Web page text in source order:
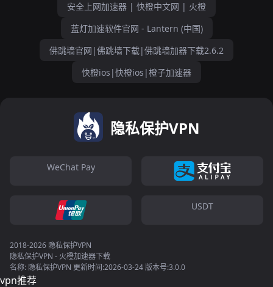
安全上网加速器 | 快橙中文网 | 火橙
蓝灯加速软件官网 - Lantern (中国)
佛跳墙官网|佛跳墙下载|佛跳墙加器下载2.6.2
快橙ios|快橙ios|橙子加速器
隐私保护VPN
WeChat Pay
USDT
2018-2026 隐私保护VPN
隐私保护VPN - 火橙加速器下载
名称: 隐私保护VPN 更新时间:2026-03-24 版本号:3.0.0
vpn推荐